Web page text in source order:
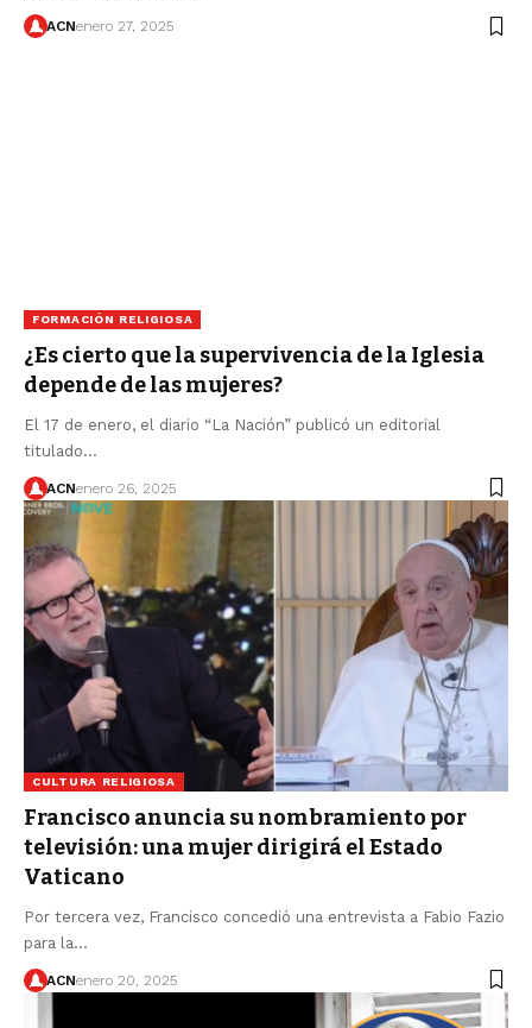
ACNenero 27, 2025
FORMACIÓN RELIGIOSA
¿Es cierto que la supervivencia de la Iglesia
depende de las mujeres?
El 17 de enero, el diario “La Nación” publicó un editorial
titulado…
ACNenero 26, 2025
CULTURA RELIGIOSA
Francisco anuncia su nombramiento por
televisión: una mujer dirigirá el Estado
Vaticano
Por tercera vez, Francisco concedió una entrevista a Fabio Fazio
para la…
ACNenero 20, 2025